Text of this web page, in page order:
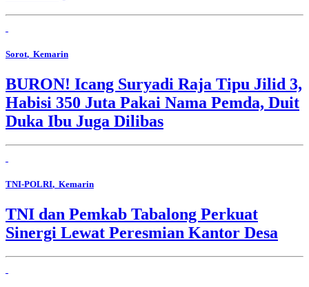
Sorot, Kemarin
BURON! Icang Suryadi Raja Tipu Jilid 3,
Habisi 350 Juta Pakai Nama Pemda, Duit
Duka Ibu Juga Dilibas
TNI-POLRI, Kemarin
TNI dan Pemkab Tabalong Perkuat
Sinergi Lewat Peresmian Kantor Desa